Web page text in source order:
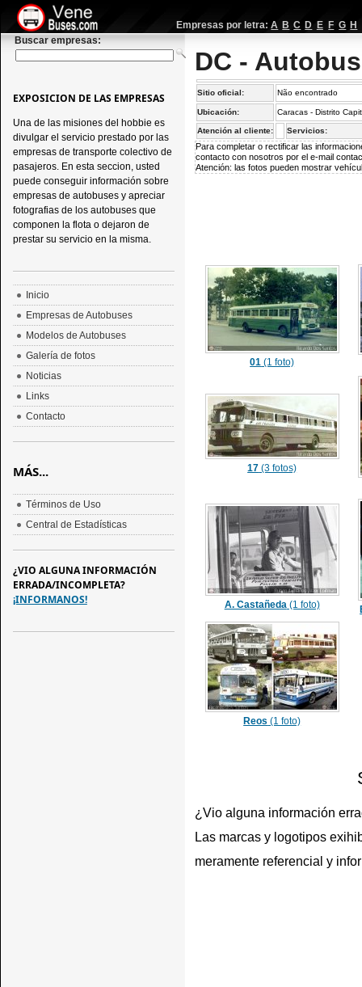
Empresas por letra: A B C D E F G H
Buscar empresas:
DC -
Sitio oficial: Não encontrado
Ubicación: Caracas - Distrito
Atención al cliente: Servicios:
Para completar o rectificar las
contacto con nosotros por el e-mail
Atención: las fotos pueden mostrar
01 (1 foto)
17 (3 fotos)
A. Castañeda(1 foto)
Reos (1 foto)
¿Vio alguna información
Las marcas y logotipos
meramente referencial y
EXPOSICION DE LAS EMPRESAS
Una de las misiones del hobbie es
divulgar el servicio prestado por las
empresas de transporte colectivo de
pasajeros. En esta seccion, usted
puede conseguir información sobre
empresas de autobuses y apreciar
fotografias de los autobuses que
componen la flota o dejaron de
prestar su servicio en la misma.
Inicio
Empresas de Autobuses
Modelos de Autobuses
Galería de fotos
Noticias
Links
Contacto
MÁS...
Términos de Uso
Central de Estadísticas
¿VIO ALGUNA INFORMACIÓN
ERRADA/INCOMPLETA?
¡INFORMANOS!